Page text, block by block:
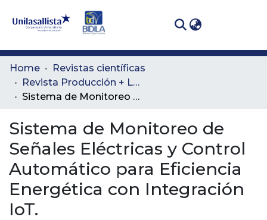
Communities
& Collections
Statistics
Home
Revistas científicas
Revista Producción + Limpia
Sistema de Monitoreo de Señales Eléctricas y Control Automático para Eficiencia Energética con Integración IoT.
Sistema de Monitoreo de
Señales Eléctricas y Control
Automático para Eficiencia
Energética con Integración
IoT.